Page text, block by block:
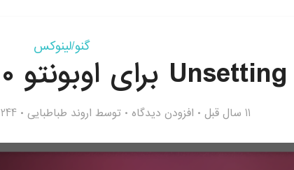
گنو/لینوکس
Unsetting برای اوبونتو ۱۵٫۱۰ عرضه شد
11 سال قبل افزودن دیدگاه توسط اروند طباطبایی 244 بازدید